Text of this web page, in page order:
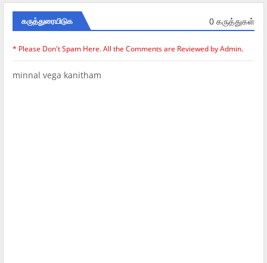
கருத்துரையிடுக 0 கருத்துகள்
* Please Don't Spam Here. All the Comments are Reviewed by Admin.
minnal vega kanitham